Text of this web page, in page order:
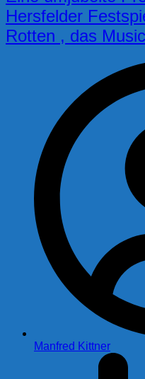
Hersfelder
Rotten , das
Manfred Kittner